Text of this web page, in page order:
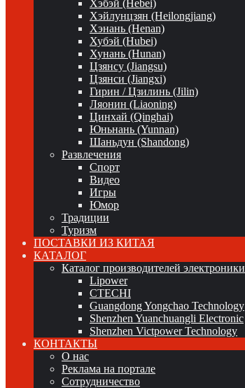
Хэбэй (Hebei)
Хэйлунцзян (Heilongjiang)
Хэнань (Henan)
Хубэй (Hubei)
Хунань (Hunan)
Цзянсу (Jiangsu)
Цзянси (Jiangxi)
Гирин / Цзилинь (Jilin)
Ляонин (Liaoning)
Цинхай (Qinghai)
Юньнань (Yunnan)
Шаньдун (Shandong)
Развлечения
Спорт
Видео
Игры
Юмор
Традиции
Туризм
ПОСТАВКИ ИЗ КИТАЯ
КАТАЛОГ
Каталог производителей электроники
Lipower
CTECHI
Guangdong Yongchao Technology
Shenzhen Yuanchuangli Electronic
Shenzhen Victpower Technology
КОНТАКТЫ
О нас
Реклама на портале
Сотрудничество